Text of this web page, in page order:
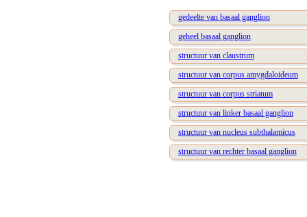
gedeelte van basaal ganglion
geheel basaal ganglion
structuur van claustrum
structuur van corpus amygdaloideum
structuur van corpus striatum
structuur van linker basaal ganglion
structuur van nucleus subthalamicus
structuur van rechter basaal ganglion